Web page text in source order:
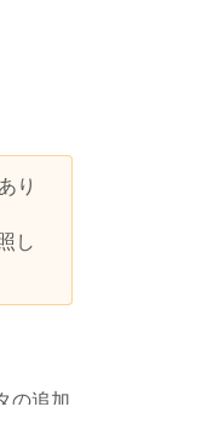
り
し
の追加